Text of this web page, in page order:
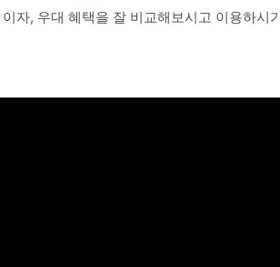
자, 우대 혜택을 잘 비교해보시고 이용하시